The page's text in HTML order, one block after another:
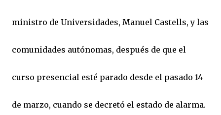
ministro de Universidades, Manuel Castells, y las
comunidades autónomas, después de que el
curso presencial esté parado desde el pasado 14
de marzo, cuando se decretó el estado de alarma.